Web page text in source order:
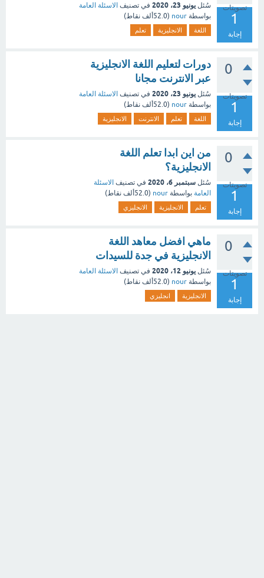
تصويتات
1
إجابة
سُئل يونيو 23، 2020 في تصنيف الاسئلة العامة
بواسطة nour
(52.0ألف نقاط)
اللغة الانجليزية تعلم
0
تصويتات
1
إجابة
دورات لتعليم اللغة الانجليزية
عبر الانترنت مجانا
سُئل يونيو 23، 2020 في تصنيف الاسئلة العامة
بواسطة nour
(52.0ألف نقاط)
اللغة تعلم الانترنت الانجليزية
0
تصويتات
1
إجابة
من اين ابدا تعلم اللغة
الانجليزية؟
سُئل سبتمبر 6، 2020 في تصنيف الاسئلة
العامة بواسطة nour
(52.0ألف نقاط)
تعلم الانجليزية الانجليزي
0
تصويتات
1
إجابة
ماهي افضل معاهد اللغة
الانجليزية في جدة للسيدات
سُئل يونيو 12، 2020 في تصنيف الاسئلة العامة
بواسطة nour
(52.0ألف نقاط)
الانجليزية انجليزي